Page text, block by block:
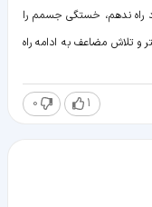
راه ندهم، خستگی جسمم را
و تلاش مضاعف به ادامه راه
1
0